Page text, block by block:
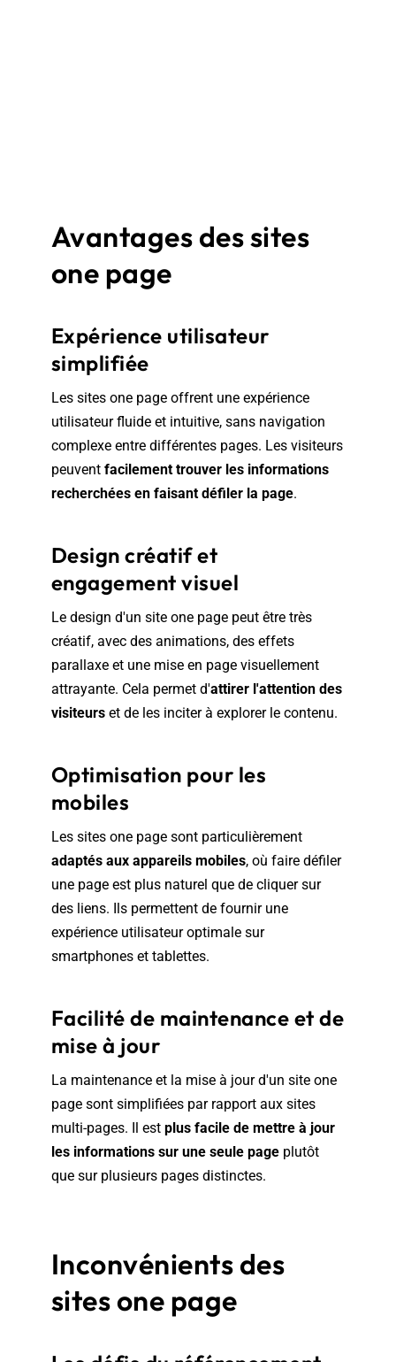
Avantages des sites
one page
Expérience utilisateur
simplifiée
Les sites one page offrent une expérience
utilisateur fluide et intuitive, sans navigation
complexe entre différentes pages. Les visiteurs
peuvent facilement trouver les informations
recherchées en faisant défiler la page.
Design créatif et
engagement visuel
Le design d'un site one page peut être très
créatif, avec des animations, des effets
parallaxe et une mise en page visuellement
attrayante. Cela permet d'attirer l'attention des
visiteurset de les inciter à explorer le contenu.
Optimisation pour les
mobiles
Les sites one page sont particulièrement
adaptés aux appareils mobiles, où faire défiler
une page est plus naturel que de cliquer sur
des liens. Ils permettent de fournir une
expérience utilisateur optimale sur
smartphones et tablettes.
Facilité de maintenance et de
mise à jour
La maintenance et la mise à jour d'un site one
page sont simplifiées par rapport aux sites
multi-pages. Il est plus facile de mettre à jour
les informations sur une seule pageplutôt
que sur plusieurs pages distinctes.
Inconvénients des
sites one page